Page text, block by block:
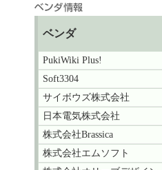
ベンダ
PukiWiki Plus!
Soft3304
サイボウズ株式会社
日本電気株式会社
株式会社Brassica
株式会社エムソフト